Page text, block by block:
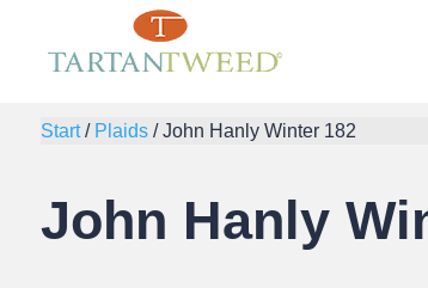
Start/ Plaids /John Hanly Winter 182
John Hanly